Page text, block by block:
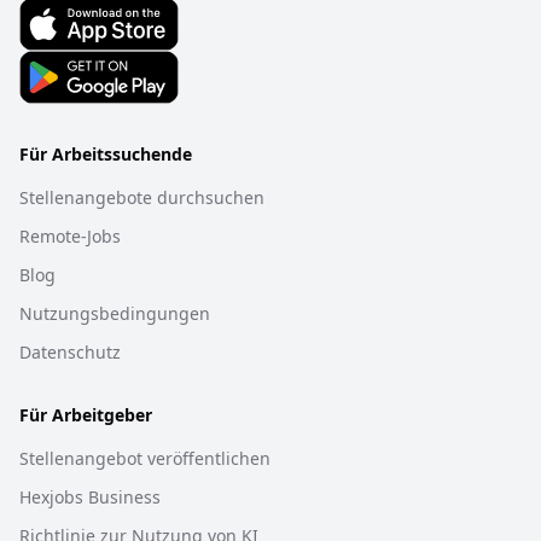
Für Arbeitssuchende
Stellenangebote durchsuchen
Remote-Jobs
Blog
Nutzungsbedingungen
Datenschutz
Für Arbeitgeber
Stellenangebot veröffentlichen
Hexjobs Business
Richtlinie zur Nutzung von KI